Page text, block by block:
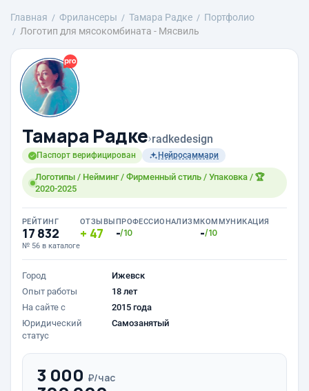
Главная Фрилансеры Тамара Радке
Портфолио
Логотип для мясокомбината - Мясвиль
Тамара Радке›radkedesign
Паспорт верифицирован Нейросаммари
Логотипы / Нейминг / Фирменный стиль / Упаковка / 🏆
2020-2025
РЕЙТИНГ
17 832
№ 56 в каталоге
ОТЗЫВЫ
47
ПРОФЕССИОНАЛИЗМ
-/10
КОММУНИКАЦИЯ
-/10
Город
Ижевск
Опыт работы
18 лет
На сайте с
2015 года
Юридический
статус
Самозанятый
3 000 ₽/час